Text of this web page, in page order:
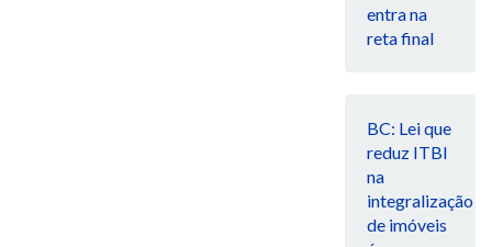
entra na
reta final
BC: Lei que
reduz ITBI
na
integralização
de imóveis